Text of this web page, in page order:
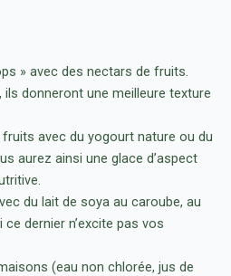
» avec des nectars de fruits.
ils donneront une meilleure texture
avec du yogourt nature ou du
aurez ainsi une glace d’aspect
du lait de soya au caroube, au
dernier n’excite pas vos
(eau non chlorée, jus de